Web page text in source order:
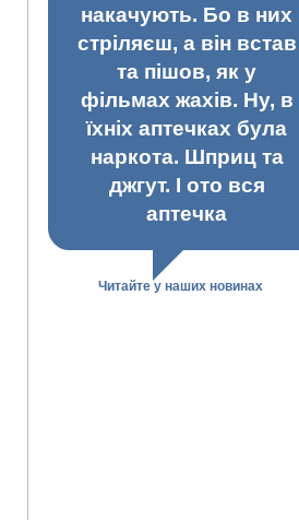
накачують. Бо в них
стріляєш, а він встав
та пішов, як у
фільмах жахів. Ну, в
їхніх аптечках була
наркота. Шприц та
джгут. І ото вся
аптечка
Читайте у наших новинах